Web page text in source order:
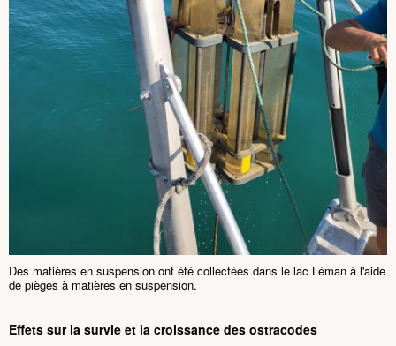
Des matières en suspension ont été collectées dans le lac Léman à l'aide
de pièges à matières en suspension.
Effets sur la survie et la croissance des ostracodes